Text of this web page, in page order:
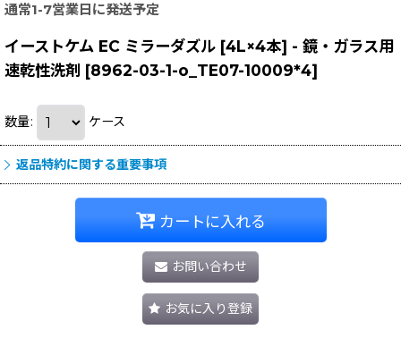
通常1-7営業日に発送予定
イーストケム EC ミラーダズル [4L×4本] - 鏡・ガラス用
速乾性洗剤 [8962-03-1-o_TE07-10009*4]
数量: ケース
返品特約に関する重要事項
カートに入れる
お問い合わせ
お気に入り登録